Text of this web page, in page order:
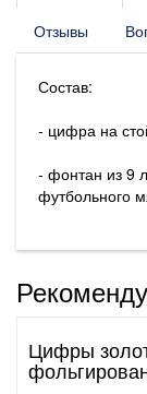
Отзывы
Состав:
- цифра на
- фонтан из 9
футбольного
Цифры